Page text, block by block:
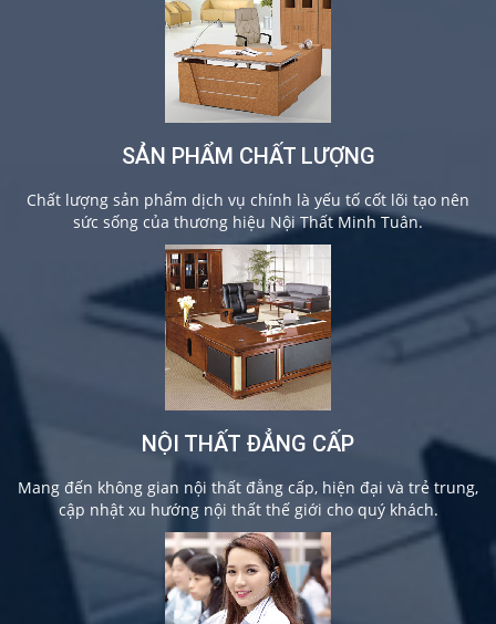
SẢN PHẨM CHẤT LƯỢNG
Chất lượng sản phẩm dịch vụ chính là yếu tố cốt lõi tạo nên
sức sống của thương hiệu Nội Thất Minh Tuân.
NỘI THẤT ĐẲNG CẤP
Mang đến không gian nội thất đẳng cấp, hiện đại và trẻ trung,
cập nhật xu hướng nội thất thế giới cho quý khách.